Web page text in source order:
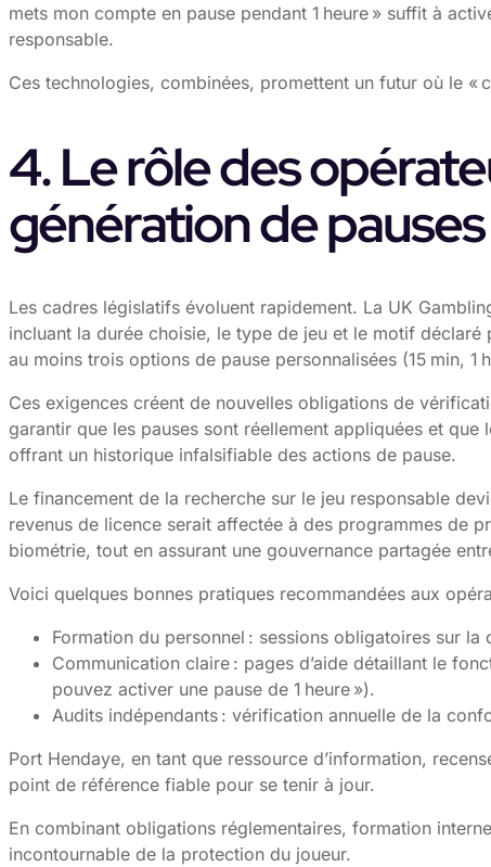
mets mon compte en pause pendant 1 heure » suffit à
responsable.
Ces technologies, combinées, promettent un futur où le «
4. Le rôle des
génération de
Les cadres législatifs évoluent rapidement. La UK
incluant la durée choisie, le type de jeu et le motif
au moins trois options de pause personnalisées (15 min,
Ces exigences créent de nouvelles obligations de
garantir que les pauses sont réellement appliquées et
offrant un historique infalsifiable des actions de pause.
Le financement de la recherche sur le jeu responsable
revenus de licence serait affectée à des programmes de
biométrie, tout en assurant une gouvernance partagée
Voici quelques bonnes pratiques recommandées aux
Formation du personnel : sessions obligatoires sur
Communication claire : pages d’aide détaillant le
pouvez activer une pause de 1 heure »).
Audits indépendants : vérification annuelle de la
Port Hendaye, en tant que ressource d’information,
point de référence fiable pour se tenir à jour.
En combinant obligations réglementaires, formation
incontournable de la protection du joueur.